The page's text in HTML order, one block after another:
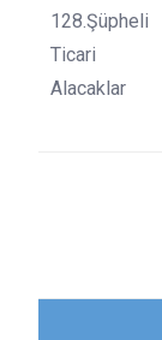
128.Şüpheli
Ticari
Alacaklar